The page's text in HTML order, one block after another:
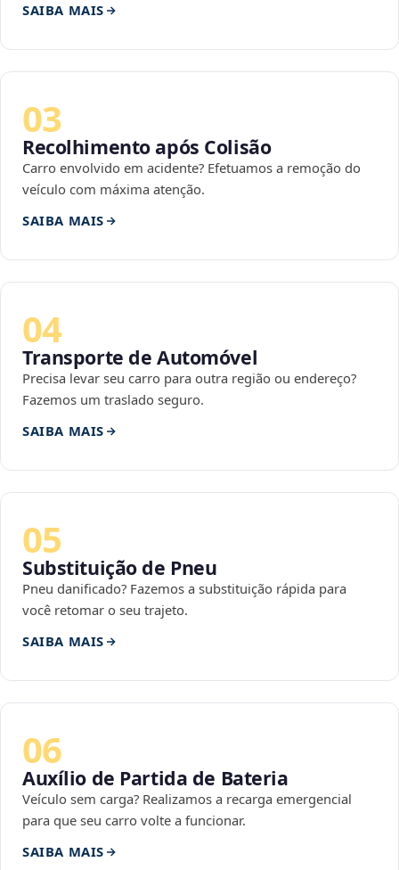
SAIBA MAIS
03
Recolhimento após Colisão
Carro envolvido em acidente? Efetuamos a remoção do
veículo com máxima atenção.
SAIBA MAIS
04
Transporte de Automóvel
Precisa levar seu carro para outra região ou endereço?
Fazemos um traslado seguro.
SAIBA MAIS
05
Substituição de Pneu
Pneu danificado? Fazemos a substituição rápida para
você retomar o seu trajeto.
SAIBA MAIS
06
Auxílio de Partida de Bateria
Veículo sem carga? Realizamos a recarga emergencial
para que seu carro volte a funcionar.
SAIBA MAIS